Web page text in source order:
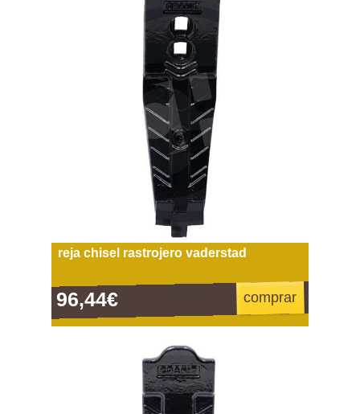
reja chisel rastrojero vaderstad
96,44€ comprar